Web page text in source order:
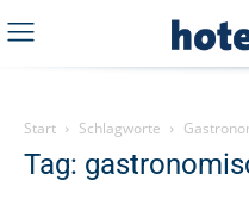
Start Schlagworte
Tag: